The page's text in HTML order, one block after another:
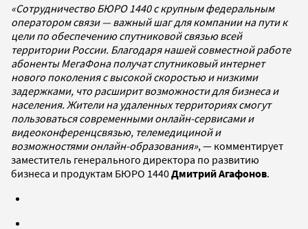
«Сотрудничество БЮРО 1440 с крупным федеральным
оператором связи — важный шаг для компании на пути к
цели по обеспечению спутниковой связью всей
территории России. Благодаря нашей совместной работе
абоненты МегаФона получат спутниковый интернет
нового поколения с высокой скоростью и низкими
задержками, что расширит возможности для бизнеса и
населения. Жители на удаленных территориях смогут
пользоваться современными онлайн-сервисами и
видеоконференцсвязью, телемедициной и
возможностями онлайн-образования», — комментирует
заместитель генерального директора по развитию
бизнеса и продуктам БЮРО 1440Дмитрий Агафонов.